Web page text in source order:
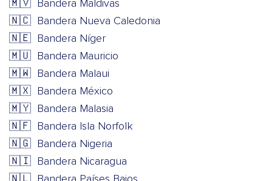
🇲🇻 Bandera Maldivas
🇳🇨 Bandera Nueva Caledonia
🇳🇪 Bandera Níger
🇲🇺 Bandera Mauricio
🇲🇼 Bandera Malaui
🇲🇽 Bandera México
🇲🇾 Bandera Malasia
🇳🇫 Bandera Isla Norfolk
🇳🇬 Bandera Nigeria
🇳🇮 Bandera Nicaragua